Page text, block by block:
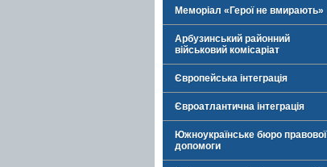
Меморіал «Герої не вмирають»
Арбузинський районний
військовий комісаріат
Європейська інтеграція
Євроатлантична інтеграція
Южноукраїнське бюро правової
допомоги